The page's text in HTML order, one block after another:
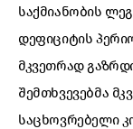
საქმიანობის
დეფიციტის
მკვეთრად
შემთხვევებმა
საცხოვრებელი